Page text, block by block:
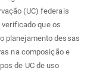
(UC) federais
verificado que os
planejamento dessas
na composição e
de UC de uso